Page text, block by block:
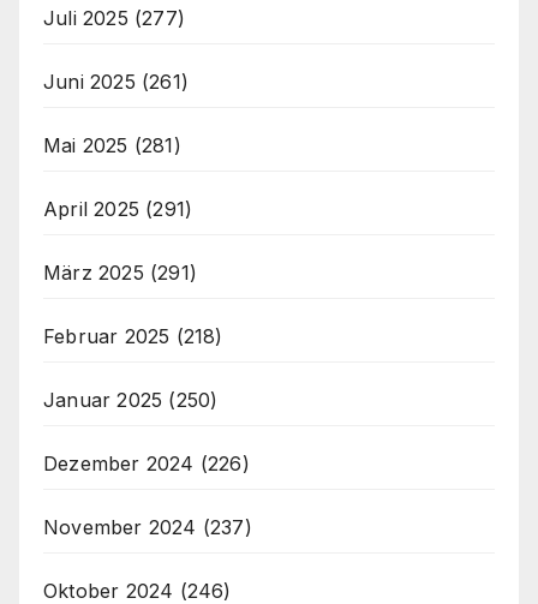
Juli 2025 (277)
Juni 2025 (261)
Mai 2025 (281)
April 2025 (291)
März 2025 (291)
Februar 2025 (218)
Januar 2025 (250)
Dezember 2024 (226)
November 2024 (237)
Oktober 2024 (246)